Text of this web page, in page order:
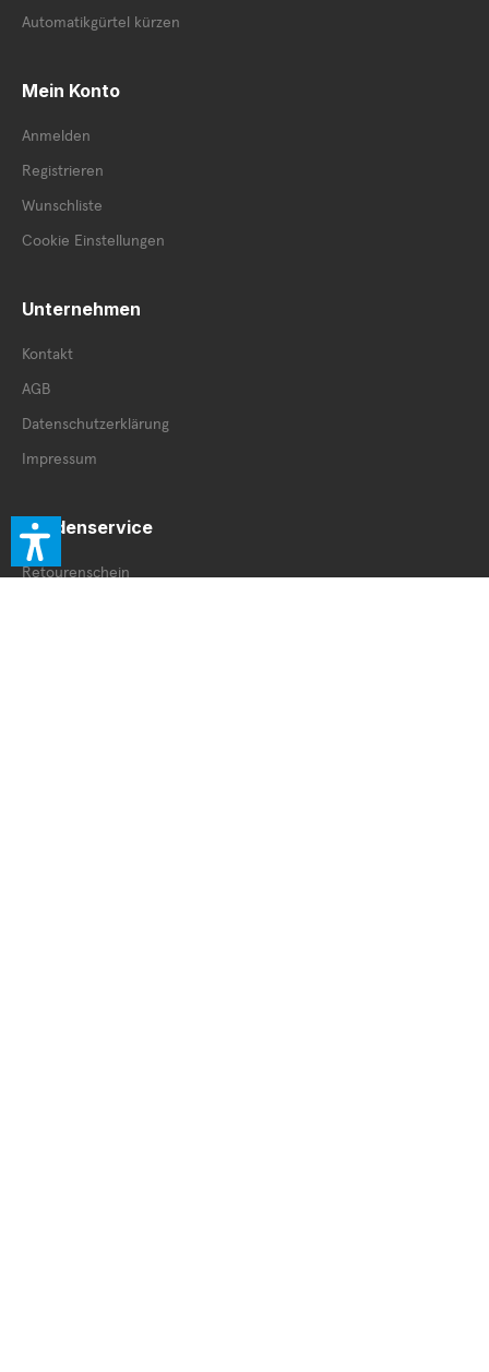
Automatikgürtel kürzen
Mein Konto
Anmelden
Registrieren
Wunschliste
Cookie Einstellungen
Unternehmen
Kontakt
AGB
Datenschutzerklärung
Impressum
Kundenservice
Retourenschein